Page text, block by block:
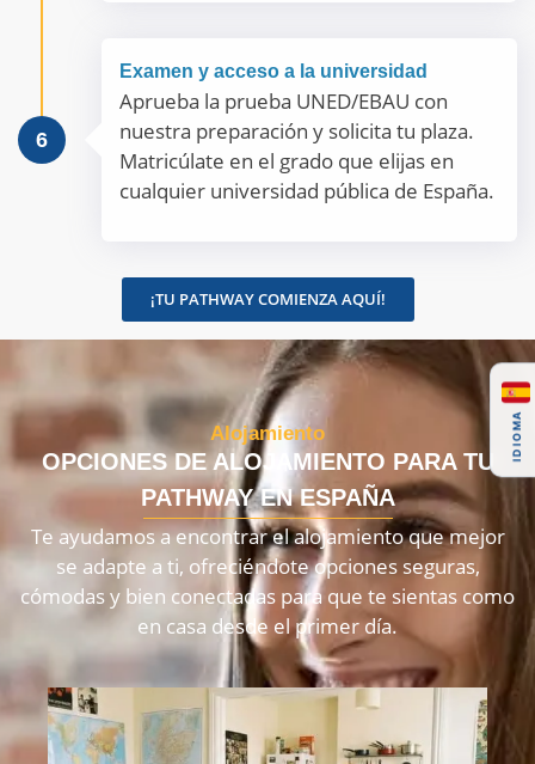
Examen y acceso a la universidad
Aprueba la prueba UNED/EBAU con
nuestra preparación y solicita tu plaza.
Matricúlate en el grado que elijas en
cualquier universidad pública de España.
6
¡TU PATHWAY COMIENZA AQUÍ!
Alojamiento
OPCIONES DE ALOJAMIENTO PARA TU
PATHWAY EN ESPAÑA
Te ayudamos a encontrar el alojamiento que mejor
se adapte a ti, ofreciéndote opciones seguras,
cómodas y bien conectadas para que te sientas como
en casa desde el primer día.
IDIOMA